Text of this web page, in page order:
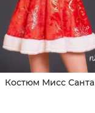
Костюм Мисс Санта